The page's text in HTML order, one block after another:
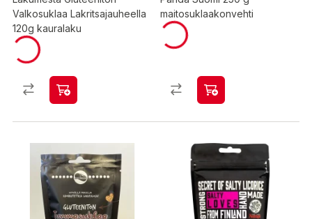
Valkosuklaa Lakritsajauheella
120g kauralaku
maitosuklaakonvehti